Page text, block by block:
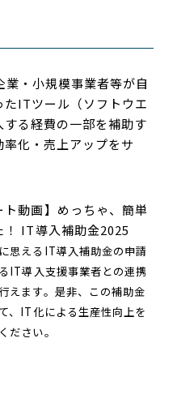
・小規模事業者等が自
ITツール（ソフトウエ
る経費の一部を補助す
化・売上アップをサ
ト動画】 めっちゃ、簡単
IT導入補助金2025
思えるIT導入補助金の申請
IT導入支援事業者との連携
えます。是非、この補助金
、IT化による生産性向上を
ださい。